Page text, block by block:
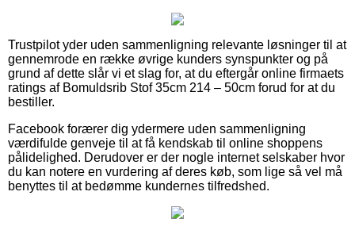
Trustpilot yder uden sammenligning relevante løsninger til at
gennemrode en række øvrige kunders synspunkter og på
grund af dette slår vi et slag for, at du eftergår online firmaets
ratings af Bomuldsrib Stof 35cm 214 – 50cm forud for at du
bestiller.
Facebook forærer dig ydermere uden sammenligning
værdifulde genveje til at få kendskab til online shoppens
pålidelighed. Derudover er der nogle internet selskaber hvor
du kan notere en vurdering af deres køb, som lige så vel må
benyttes til at bedømme kundernes tilfredshed.